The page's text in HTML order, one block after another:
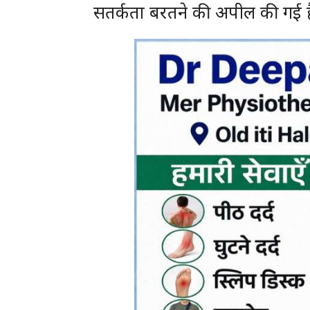
सतर्कता बरतने की अपील की गई